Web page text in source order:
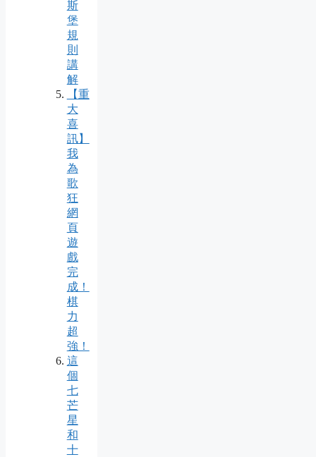
斯
堡
規
則
講
解
【重
大
喜
訊】
我
為
歌
狂
網
頁
遊
戲
完
成！
棋
力
超
強！
這
個
七
芒
星
和
十